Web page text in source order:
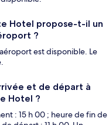
Hotel propose-t-il un
?
est disponible. Le
et de départ à
Hotel ?
: 15 h 00 ; heure de fin de